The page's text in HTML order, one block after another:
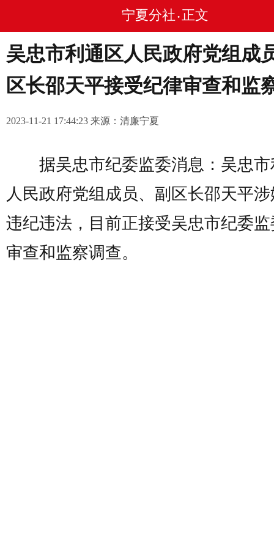
宁夏分社 • 正文
吴忠市利通区人民政府党组成
区长邵天平接受纪律审查和监
2023-11-21 17:44:23 来源：清廉宁夏
据吴忠市纪委监委消息：吴忠市
人民政府党组成员、副区长邵天平
违纪违法，目前正接受吴忠市纪委
审查和监察调查。